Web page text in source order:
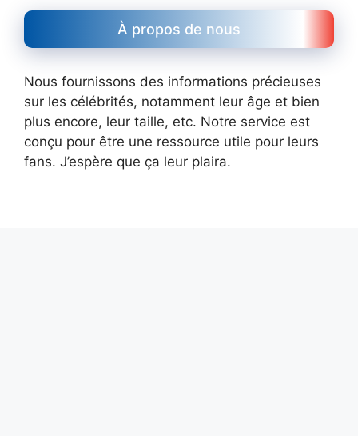
À propos de nous
Nous fournissons des informations précieuses
sur les célébrités, notamment leur âge et bien
plus encore, leur taille, etc. Notre service est
conçu pour être une ressource utile pour leurs
fans. J’espère que ça leur plaira.